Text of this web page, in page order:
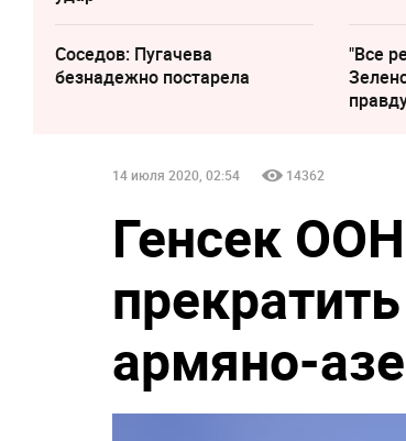
Соседов: Пугачева
безнадежно постарела
"Все
14 июля 2020, 02:54 14362
Генсек
армяно-